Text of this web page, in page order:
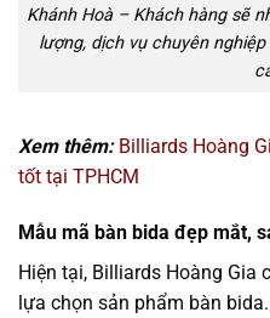
Khánh Hoà – Khách hàng sẽ
lượng, dịch vụ chuyên
Xem thêm: Billiards Hoàng
tốt tại TPHCM
Mẫu mã bàn bida đẹp mắt,
Hiện tại, Billiards Hoàng Gia
lựa chọn sản phẩm bàn